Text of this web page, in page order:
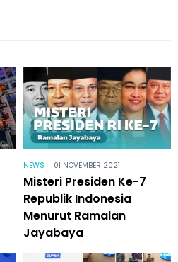
NEWS | 01 NOVEMBER 2021
Misteri Presiden Ke-7
Republik Indonesia
Menurut Ramalan
Jayabaya